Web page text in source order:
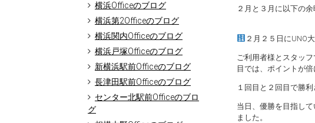
横浜Officeのブログ
横浜第2Officeのブログ
横浜関内Officeのブログ
横浜戸塚Officeのブログ
新横浜駅前Officeのブログ
長津田駅前Officeのブログ
センター北駅前Officeのブロ
グ
２月と３月に以下の
２月２５日にUNO
ご利用者様とスタッ
目では、ポイントが
１回目と２回目で勝
当日、優勝を目指し
ました。